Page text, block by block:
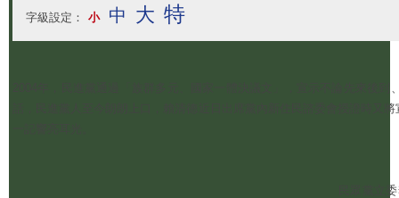
字級設定： 小 中 大 特
話，民進黨人至今朗朗上口，賴清德近日出席黨內新住民諮委會授證時又
民眾黨立